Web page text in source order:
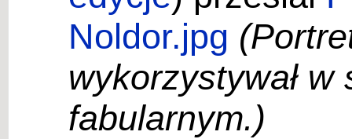
Noldor.jpg
wykorzystywał w
fabularnym.)